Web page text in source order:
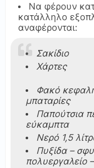
Να φέρουν
κατάλληλο
αναφέρονται:
Σακίδιο
Φακό
μπαταρίες
Παπούτσια
εύκαμπτα
Νερό 1,5
Πυξίδα –
πολυεργαλείο